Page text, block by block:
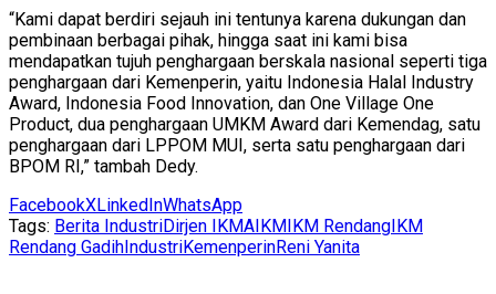
“Kami dapat berdiri sejauh ini tentunya karena dukungan dan
pembinaan berbagai pihak, hingga saat ini kami bisa
mendapatkan tujuh penghargaan berskala nasional seperti tiga
penghargaan dari Kemenperin, yaitu Indonesia Halal Industry
Award, Indonesia Food Innovation, dan One Village One
Product, dua penghargaan UMKM Award dari Kemendag, satu
penghargaan dari LPPOM MUI, serta satu penghargaan dari
BPOM RI,” tambah Dedy.
FacebookXLinkedInWhatsApp
Tags: Berita IndustriDirjen IKMAIKMIKM RendangIKM
Rendang GadihIndustriKemenperinReni Yanita